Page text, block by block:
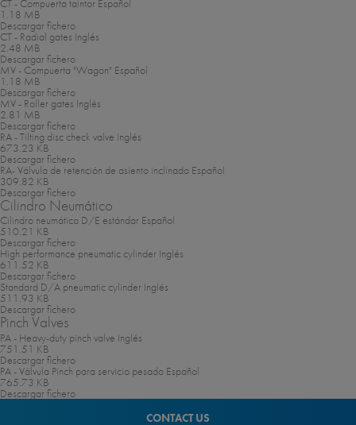
CT - Compuerta taintor Español
1.18 MB
Descargar fichero
CT - Radial gates Inglés
2.48 MB
Descargar fichero
MV - Compuerta "Wagon" Español
1.18 MB
Descargar fichero
MV - Roller gates Inglés
2.81 MB
Descargar fichero
RA - Tilting disc check valve Inglés
673.23 KB
Descargar fichero
RA- Válvula de retención de asiento inclinado Español
309.82 KB
Descargar fichero
Cilindro Neumático
Cilindro neumático D/E estándar Español
510.21 KB
Descargar fichero
High performance pneumatic cylinder Inglés
611.52 KB
Descargar fichero
Standard D/A pneumatic cylinder Inglés
511.93 KB
Descargar fichero
Pinch Valves
PA - Heavy-duty pinch valve Inglés
751.51 KB
Descargar fichero
PA - Válvula Pinch para servicio pesado Español
765.73 KB
Descargar fichero
CONTACT US